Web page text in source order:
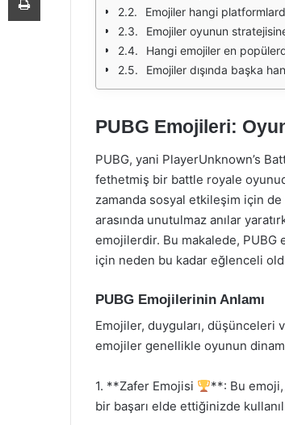
Emojiler hangi
Emojiler oyunun
Hangi emojiler en
Emojiler dışında başka
PUBG Emojileri:
PUBG, yani PlayerUnknown’s
fethetmiş bir battle royale
zamanda sosyal etkileşim için
arasında unutulmaz anılar
emojilerdir. Bu makalede, PUBG
için neden bu kadar eğlenceli
PUBG Emojilerinin Anlamı
Emojiler, duyguları, düşünceleri
emojiler genellikle oyunun
1. **Zafer Emojisi
**: Bu emoji,
bir başarı elde ettiğinizde